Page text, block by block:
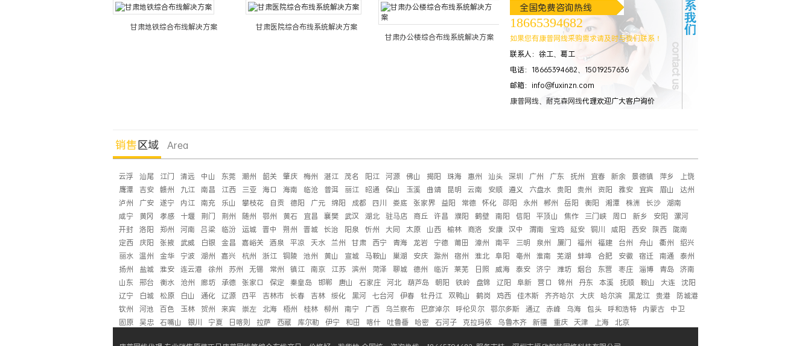
甘肃地铁综合布线解决方案
甘肃医院综合布线系统解决方案
甘肃办公楼综合布线系统解决方案
甘肃酒店高清网络视频监控解决方案
全国免费咨询热线
18665394682
如果您有康普网线采购需求请及时与我们联系！
联系人：徐工、葛工
电话：18665394682、15019257636
邮箱：info@fuxinzn.com
康普网线、 耐克森网线代理欢迎广大客户询价
销售区域 Area
云浮 汕尾 江门 清远 中山 东莞 潮州 韶关 肇庆 梅州 湛江 茂名 阳江 河源 佛山 揭阳 珠海 惠州 汕头 深圳 广州 广东 抚州 宜春 新余 景德镇 萍乡
上饶
鹰潭 吉安 赣州 九江 南昌 江西 三亚 海口 海南 临沧 普洱 丽江 昭通 保山 玉溪 曲靖 昆明 云南 安顺 遵义 六盘水 贵阳 贵州 资阳 雅安 宜宾 眉山
达州
泸州
广安 遂宁 内江 南充 乐山 攀枝花 自贡 德阳 广元 绵阳 成都 四川 娄底 张家界 益阳 常德 怀化 邵阳 永州 郴州 岳阳 衡阳 湘潭 株洲 长沙 湖南
咸宁
黄冈 孝感 十堰 荆门 荆州 随州 鄂州 黄石 宜昌 襄樊 武汉 湖北 驻马店 商丘 许昌 濮阳 鹤壁 南阳 信阳 平顶山 焦作 三门峡 周口 新乡 安阳
漯河
开封 洛阳 郑州 河南 吕梁 临汾 运城 晋中 朔州 晋城 长治 阳泉 忻州 大同 太原 山西 榆林 商洛 安康 汉中 渭南 宝鸡 延安 铜川 咸阳 西安 陕西
陇南
定西
庆阳 张掖 武威 白银 金昌 嘉峪关 酒泉 平凉 天水 兰州 甘肃 西宁 青海 龙岩 宁德 莆田 漳州 南平 三明 泉州 厦门 福州 福建 台州 舟山 衢州
绍兴
丽水 温州 金华 宁波 湖州 嘉兴 杭州 浙江 铜陵 池州 黄山 宣城 马鞍山 巢湖 安庆 滁州 宿州 淮北 阜阳 亳州 淮南 芜湖 蚌埠 合肥 安徽 宿迁 南通
泰州
扬州
盐城 淮安 连云港 徐州 苏州 无锡 常州 镇江 南京 江苏 滨州 菏泽 聊城 德州 临沂 莱芜 日照 威海 泰安 济宁 潍坊 烟台 东营 枣庄 淄博 青岛
济南
山东
邢台 衡水 沧州 廊坊 承德 张家口 保定 秦皇岛 邯郸 唐山 石家庄 河北 葫芦岛 朝阳 铁岭 盘锦 辽阳 阜新 营口 锦州 丹东 本溪 抚顺 鞍山 大连 沈阳
辽宁
白城 松原 白山 通化 辽源 四平 吉林市 长春 吉林 绥化 黑河 七台河 伊春 牡丹江 双鸭山 鹤岗 鸡西 佳木斯 齐齐哈尔 大庆 哈尔滨 黑龙江 贵港
防城港
钦州
河池 百色 玉林 贺州 来宾 崇左 北海 梧州 桂林 柳州 南宁 广西 乌兰察布 巴彦淖尔 呼伦贝尔 鄂尔多斯 通辽 赤峰 乌海 包头 呼和浩特 内蒙古
中卫
固原
吴忠 石嘴山 银川 宁夏 日喀则 拉萨 西藏 库尔勒 伊宁 和田 喀什 吐鲁番 哈密 石河子 克拉玛依 乌鲁木齐 新疆 重庆 天津 上海 北京